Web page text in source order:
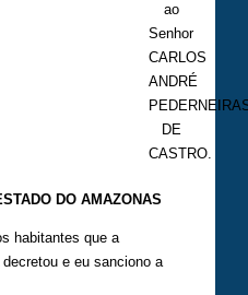
ao
Senhor
CARLOS
ANDRÉ
DE
CASTRO.
DO AMAZONAS
habitantes que a
e eu sanciono a